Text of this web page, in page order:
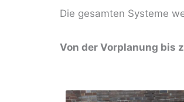
Die gesamten Systeme
Von der Vorplanung bis